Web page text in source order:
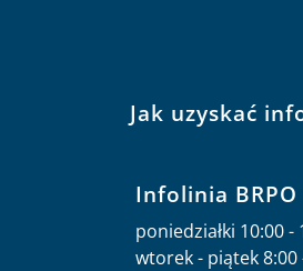
Jak uzyskać
Infolinia BRPO
poniedziałki 10:00 -
wtorek - piątek 8:00